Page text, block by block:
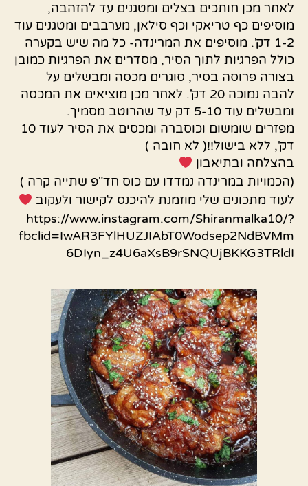
לאחר מכן חותכים בצלים ומטגנים עד להזהבה,
מוסיפים כף טריאקי וכף סילאן, מערבבים ומטגנים עוד
1-2 דק'. מוסיפים את המרינדה- כל מה שיש בקערה
כולל הפרגיות לתוך הסיר, מסדרים את הפרגיות כמובן
בצורה פרוסה בסיר, סוגרים מכסה ומבשלים על
להבה נמוכה 20 דק'. לאחר מכן מוציאים את המכסה
ומבשלים עוד 5-10 דק עד שהרוטב מסמיך.
מפזרים שומשום וכוסברה ומכסים את הסיר לעוד 10
דק', ללא בישול!!( לא חובה )
בהצלחה ובתיאבון
(הכמויות במרינדה נמדדו עם כוס חד"פ שתייה קרה )
לעוד מתכונים שלי מוזמנת להיכנס לקישור ולעקוב
https://www.instagram.com/Shiranmalka10/?
fbclid=IwAR3FYlHUZJIAbT0Wodsep2NdBVMm
6DIyn_z4U6aXsB9rSNQUjBKKG3TRldI